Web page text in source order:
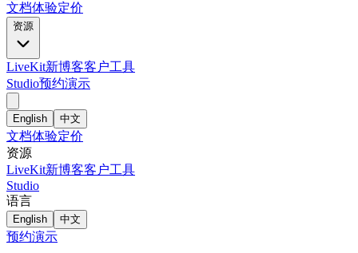
文档体验定价
资源
LiveKit新博客客户工具
Studio预约演示
English 中文
文档体验定价
资源
LiveKit新博客客户工具
Studio
语言
English 中文
预约演示